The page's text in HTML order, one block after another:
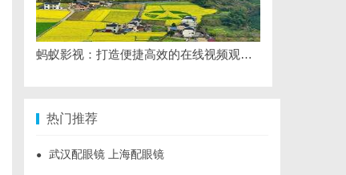
蚂蚁影视：打造便捷高效的在线视频观影新体验
热门推荐
● 武汉配眼镜 上海配眼镜